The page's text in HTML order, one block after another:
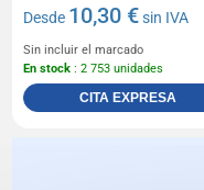
Desde 10,30 €sin IVA
Sin incluir el marcado
En stock : 2 753 unidades
CITA EXPRESA